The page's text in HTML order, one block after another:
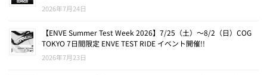
2026年7月24日
【ENVE Summer Test Week 2026】7/25（土）〜8/2（日）COG
TOKYO 7日間限定 ENVE TEST RIDE イベント開催!!
2026年7月23日